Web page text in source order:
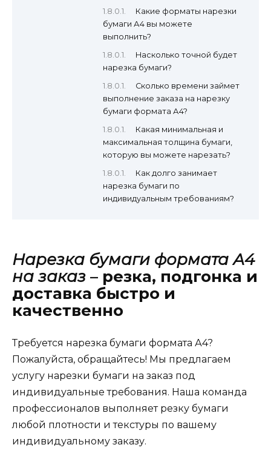
Какие форматы нарезки
бумаги А4 вы можете
выполнить?
Насколько точной будет
нарезка бумаги?
Сколько времени займет
выполнение заказа на нарезку
бумаги формата А4?
Какая минимальная и
максимальная толщина бумаги,
которую вы можете нарезать?
Как долго занимает
нарезка бумаги по
индивидуальным требованиям?
Нарезка бумаги формата А4
на заказ – резка, подгонка и
доставка быстро и
качественно
Требуется нарезка бумаги формата А4?
Пожалуйста, обращайтесь! Мы предлагаем
услугу нарезки бумаги на заказ под
индивидуальные требования. Наша команда
профессионалов выполняет резку бумаги
любой плотности и текстуры по вашему
индивидуальному заказу.